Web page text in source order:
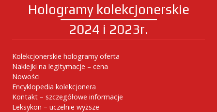
Hologramy kolekcjonerskie
2024 i 2023r.
Kolekcjonerskie hologramy oferta
Naklejki na legitymacje – cena
Nowości
Encyklopedia kolekcjonera
Kontakt – szczegółowe informacje
Leksykon – uczelnie wyższe